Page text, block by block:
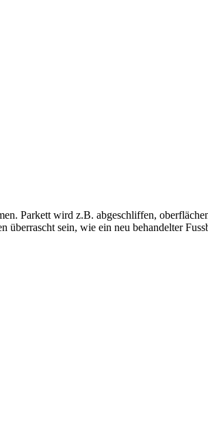
Parkett wird z.B. abgeschliffen,
sein, wie ein neu behandelter